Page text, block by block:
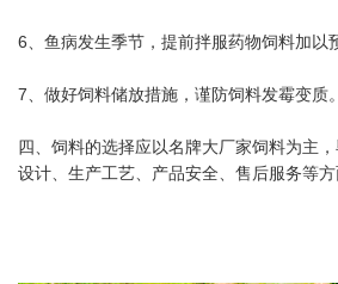
6、鱼病发生季节，提前拌服药物饲料加以
7、做好饲料储放措施，谨防饲料发霉变质。
四、饲料的选择应以名牌大厂家饲料为主
设计、生产工艺、产品安全、售后服务等方